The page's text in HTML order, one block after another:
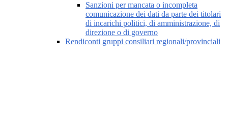
Sanzioni per mancata o incompleta
comunicazione dei dati da parte dei titolari
di incarichi politici, di amministrazione, di
direzione o di governo
Rendiconti gruppi consiliari regionali/provinciali